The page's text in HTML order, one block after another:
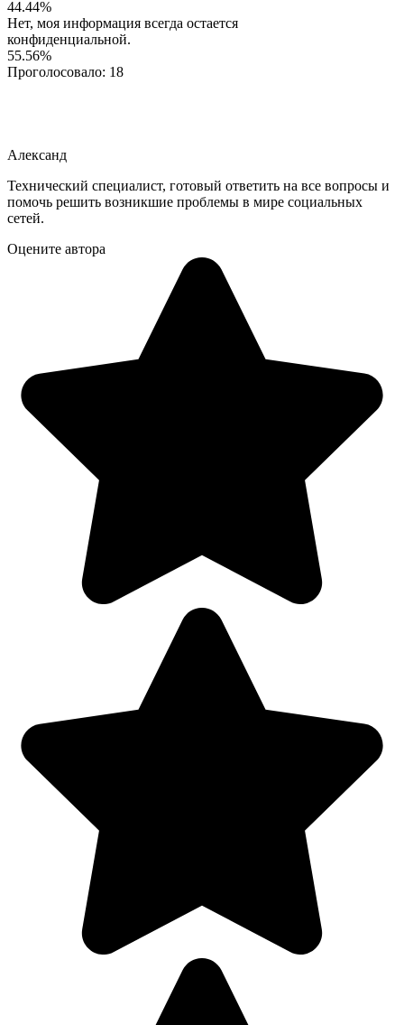
44.44%
Нет, моя информация всегда остается
конфиденциальной.
55.56%
Проголосовало: 18
Александ
Технический специалист, готовый ответить на все вопросы и
помочь решить возникшие проблемы в мире социальных
сетей.
Оцените автора